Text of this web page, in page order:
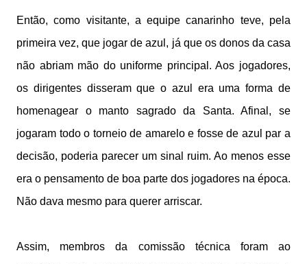
Então, como visitante, a equipe canarinho teve, pela
primeira vez, que jogar de azul, já que os donos da casa
não abriam mão do uniforme principal. Aos jogadores,
os dirigentes disseram que o azul era uma forma de
homenagear o manto sagrado da Santa. Afinal, se
jogaram todo o torneio de amarelo e fosse de azul par a
decisão, poderia parecer um sinal ruim. Ao menos esse
era o pensamento de boa parte dos jogadores na época.
Não dava mesmo para querer arriscar.
Assim, membros da comissão técnica foram ao